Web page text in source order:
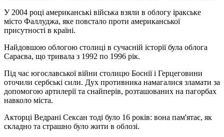
У 2004 році американські війська взяли в облогу іракське
місто Фаллуджа, яке повстало проти американської
присутності в країні.
Найдовшою облогою столиці в сучасній історії була облога
Сараєва, що тривала з 1992 по 1996 рік.
Під час югославської війни столицю Боснії і Герцеговини
оточили сербські сили. Дух противника намагалися зламати за
допомогою артилерії та снайперів, розташованих на пагорбах
навколо міста.
Акторці Ведрані Сексан тоді було 16 років: вона пам'ятає, як
складно та страшно було жити в облозі.